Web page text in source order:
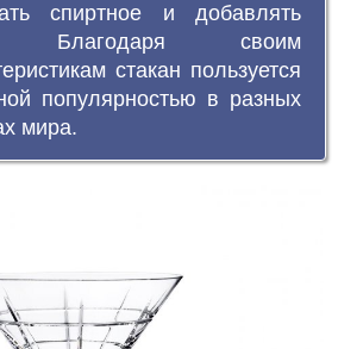
спиртное и добавлять
Благодаря своим
стакан пользуется
популярностью в разных
мира.